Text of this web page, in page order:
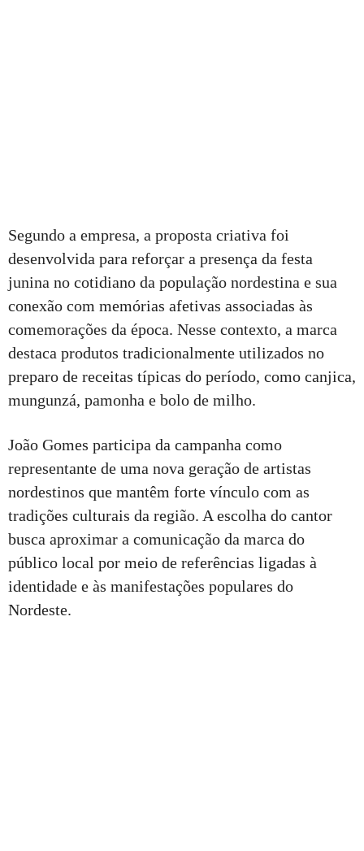
Segundo a empresa, a proposta criativa foi
desenvolvida para reforçar a presença da festa
junina no cotidiano da população nordestina e sua
conexão com memórias afetivas associadas às
comemorações da época. Nesse contexto, a marca
destaca produtos tradicionalmente utilizados no
preparo de receitas típicas do período, como canjica,
mungunzá, pamonha e bolo de milho.
João Gomes participa da campanha como
representante de uma nova geração de artistas
nordestinos que mantêm forte vínculo com as
tradições culturais da região. A escolha do cantor
busca aproximar a comunicação da marca do
público local por meio de referências ligadas à
identidade e às manifestações populares do
Nordeste.